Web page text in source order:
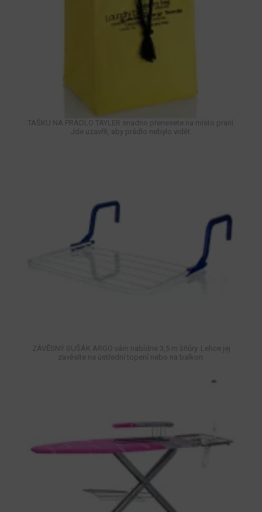
TAŠKU NA PRÁDLO TAYLER snadno přenesete na místo praní.
Jde uzavřít, aby prádlo nebylo vidět.
ZÁVĚSNÝ SUŠÁK ARGO vám nabídne 3,5 m šňůry. Lehce jej
zavěsíte na ústřední topení nebo na balkon.